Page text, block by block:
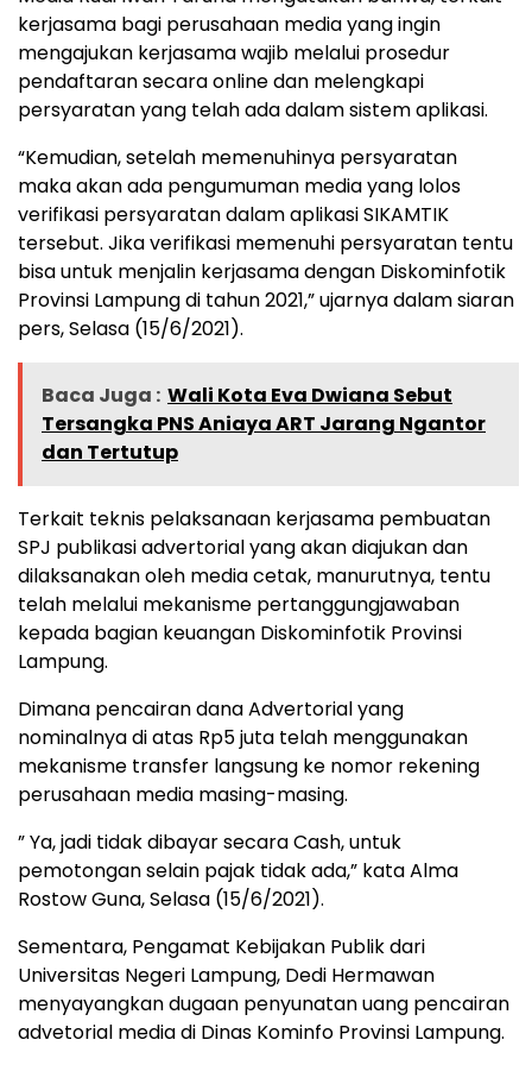
kerjasama bagi perusahaan media yang ingin
mengajukan kerjasama wajib melalui prosedur
pendaftaran secara online dan melengkapi
persyaratan yang telah ada dalam sistem aplikasi.
“Kemudian, setelah memenuhinya persyaratan
maka akan ada pengumuman media yang lolos
verifikasi persyaratan dalam aplikasi SIKAMTIK
tersebut. Jika verifikasi memenuhi persyaratan tentu
bisa untuk menjalin kerjasama dengan Diskominfotik
Provinsi Lampung di tahun 2021,” ujarnya dalam siaran
pers, Selasa (15/6/2021).
Baca Juga : Wali Kota Eva Dwiana Sebut
Tersangka PNS Aniaya ART Jarang Ngantor
dan Tertutup
Terkait teknis pelaksanaan kerjasama pembuatan
SPJ publikasi advertorial yang akan diajukan dan
dilaksanakan oleh media cetak, manurutnya, tentu
telah melalui mekanisme pertanggungjawaban
kepada bagian keuangan Diskominfotik Provinsi
Lampung.
Dimana pencairan dana Advertorial yang
nominalnya di atas Rp5 juta telah menggunakan
mekanisme transfer langsung ke nomor rekening
perusahaan media masing-masing.
” Ya, jadi tidak dibayar secara Cash, untuk
pemotongan selain pajak tidak ada,” kata Alma
Rostow Guna, Selasa (15/6/2021).
Sementara, Pengamat Kebijakan Publik dari
Universitas Negeri Lampung, Dedi Hermawan
menyayangkan dugaan penyunatan uang pencairan
advetorial media di Dinas Kominfo Provinsi Lampung.